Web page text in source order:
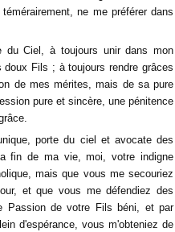
ne me préférer dans
du Ciel, à toujours unir dans mon
Fils ; à toujours rendre grâces
de mes mérites, mais de sa pure
pure et sincère, une pénitence
porte du ciel et avocate des
fin de ma vie, moi, votre indigne
mais que vous me secouriez
et que vous me défendiez des
Passion de votre Fils béni, et par
d'espérance, vous m'obteniez de